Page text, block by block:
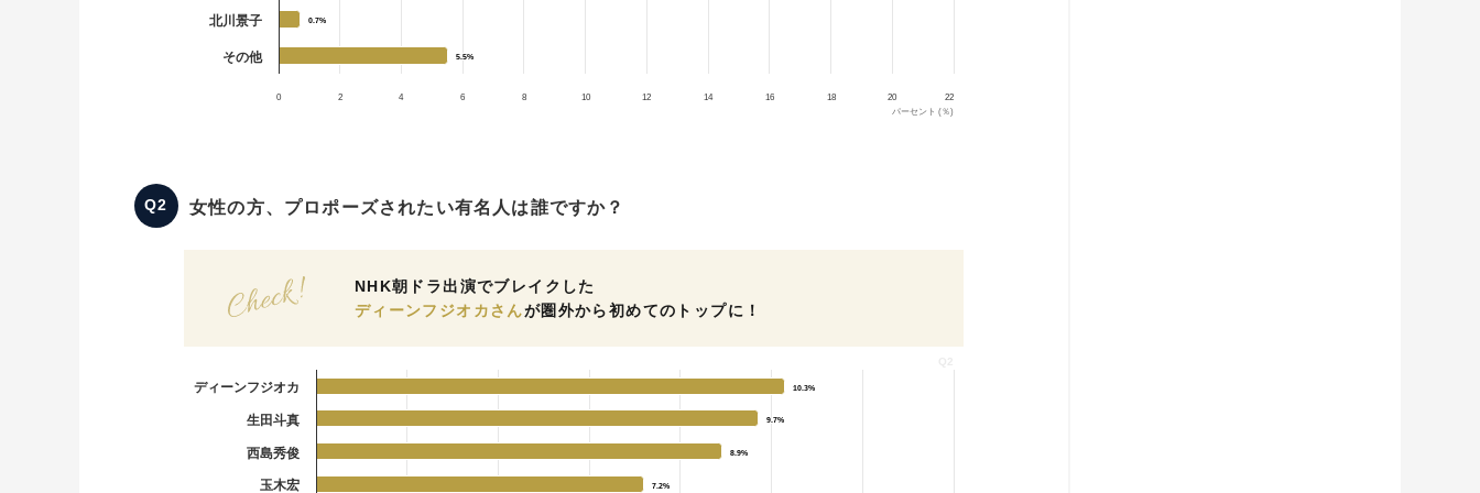
パーセント (％)
0.7%
0.7%
5.5%
5.5%
0 2 4 6 8 10 12 14 16 18 20 22
北川景子
その他
女性の方、プロポーズされたい有名人は誰ですか？
NHK朝ドラ出演でブレイクした
ディーンフジオカさんが圏外から初めてのトップに！
10.3%
10.3%
9.7%
9.7%
8.9%
8.9%
7.2%
7.2%
ディーンフジオカ
生田斗真
西島秀俊
玉木宏